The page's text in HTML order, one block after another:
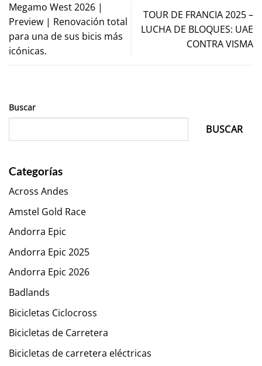
Megamo West 2026 |
Preview | Renovación total
para una de sus bicis más
icónicas.
TOUR DE FRANCIA 2025 –
LUCHA DE BLOQUES: UAE
CONTRA VISMA
Buscar
BUSCAR
Categorías
Across Andes
Amstel Gold Race
Andorra Epic
Andorra Epic 2025
Andorra Epic 2026
Badlands
Bicicletas Ciclocross
Bicicletas de Carretera
Bicicletas de carretera eléctricas